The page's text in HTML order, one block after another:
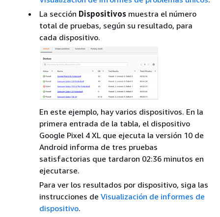
La sección Dispositivos muestra el número
total de pruebas, según su resultado, para
cada dispositivo.
En este ejemplo, hay varios dispositivos. En la
primera entrada de la tabla, el dispositivo
Google Pixel 4 XL que ejecuta la versión 10 de
Android informa de tres pruebas
satisfactorias que tardaron 02:36 minutos en
ejecutarse.
Para ver los resultados por dispositivo, siga las
instrucciones de Visualización de informes de
dispositivo.